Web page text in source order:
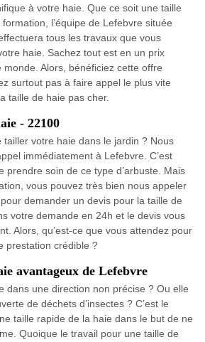
à votre haie. Que ce soit une taille
l’équipe de Lefebvre située
tous les travaux que vous
haie. Sachez tout est en un prix
Alors, bénéficiez cette offre
surtout pas à faire appel le plus vite
taille de haie pas cher.
- 22100
tailler votre haie dans le jardin ? Nous
immédiatement à Lefebvre. C’est
prendre soin de ce type d’arbuste. Mais
vous pouvez très bien nous appeler
demander un devis pour la taille de
votre demande en 24h et le devis vous
Alors, qu’est-ce que vous attendez pour
prestation crédible ?
avantageux de Lefebvre
dans une direction non précise ? Ou elle
de déchets d’insectes ? C’est le
taille rapide de la haie dans le but de ne
Quoique le travail pour une taille de